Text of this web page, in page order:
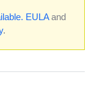
EULAand
.